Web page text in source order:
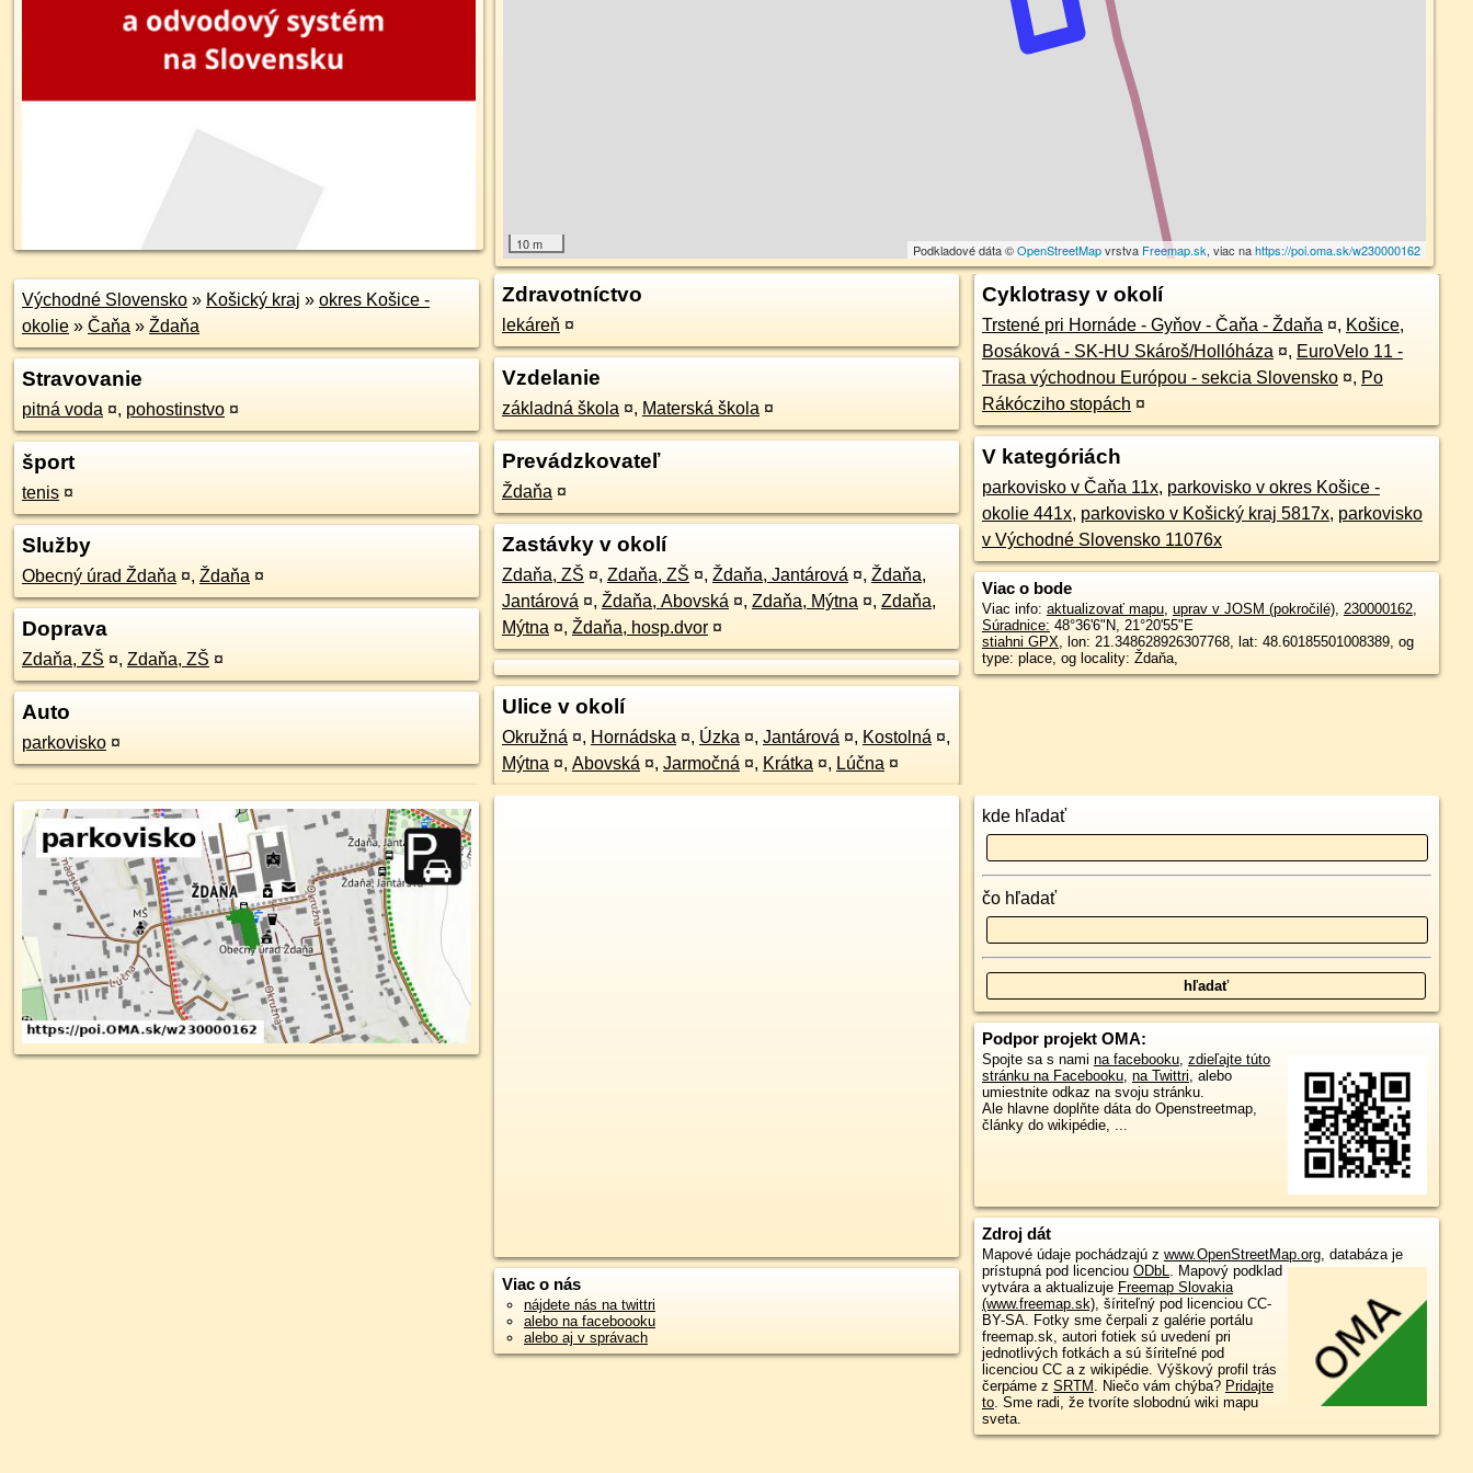
10 m Podkladové dáta ©OpenStreetMapvrstva Freemap.sk, viac nahttps://poi.oma.sk/w230000162
Východné Slovensko » Košický kraj » okres Košice -
okolie » Čaňa » Ždaňa
Stravovanie
pitná voda ¤, pohostinstvo ¤
šport
tenis ¤
Služby
Obecný úrad Ždaňa ¤, Ždaňa ¤
Doprava
Zdaňa, ZŠ ¤, Zdaňa, ZŠ ¤
Auto
parkovisko ¤
Zdravotníctvo
lekáreň ¤
Vzdelanie
základná škola ¤, Materská škola ¤
Prevádzkovateľ
Ždaňa ¤
Zastávky v okolí
Zdaňa, ZŠ ¤, Zdaňa, ZŠ ¤, Ždaňa, Jantárová ¤, Ždaňa,
Jantárová ¤, Ždaňa, Abovská ¤, Zdaňa, Mýtna ¤, Zdaňa,
Mýtna ¤, Ždaňa, hosp.dvor ¤
Ulice v okolí
Okružná ¤, Hornádska ¤, Úzka ¤, Jantárová ¤, Kostolná ¤,
Mýtna ¤, Abovská ¤, Jarmočná ¤, Krátka ¤, Lúčna ¤
Cyklotrasy v okolí
Trstené pri Hornáde - Gyňov - Čaňa - Ždaňa ¤, Košice,
Bosáková - SK-HU Skároš/Hollóháza ¤, EuroVelo 11 -
Trasa východnou Európou - sekcia Slovensko ¤, Po
Rákócziho stopách ¤
V kategóriách
parkovisko v Čaňa 11x, parkovisko v okres Košice -
okolie 441x, parkovisko v Košický kraj 5817x, parkovisko
v Východné Slovensko 11076x
Viac o bode
Viac info: aktualizovať mapu, uprav v JOSM (pokročilé), 230000162,
Súradnice: 48°36'6"N, 21°20'55"E
stiahni GPX, lon: 21.348628926307768, lat: 48.60185501008389, og
type: place, og locality: Ždaňa,
Viac o nás
nájdete nás na twittri
alebo na faceboooku
alebo aj v správach
kde hľadať
čo hľadať
Podpor projekt OMA:
Spojte sa s nami na facebooku, zdieľajte túto
stránku na Facebooku, na Twittri, alebo
umiestnite odkaz na svoju stránku.
Ale hlavne doplňte dáta do Openstreetmap,
články do wikipédie, ...
Zdroj dát
Mapové údaje pochádzajú z www.OpenStreetMap.org, databáza je
prístupná pod licenciou ODbL. Mapový podklad
vytvára a aktualizuje Freemap Slovakia
(www.freemap.sk), šíriteľný pod licenciou CC-
BY-SA. Fotky sme čerpali z galérie portálu
freemap.sk, autori fotiek sú uvedení pri
jednotlivých fotkách a sú šíriteľné pod
licenciou CC a z wikipédie. Výškový profil trás
čerpáme z SRTM . Niečo vám chýba? Pridajte
to. Sme radi, že tvoríte slobodnú wiki mapu
sveta.